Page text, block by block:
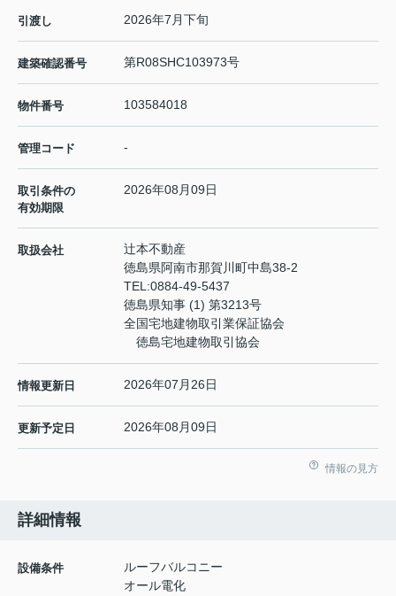
引渡し 2026年7月下旬
建築確認番号 第R08SHC103973号
物件番号 103584018
管理コード -
取引条件の
有効期限
2026年08月09日
取扱会社
辻本不動産
徳島県阿南市那賀川町中島38-2
TEL:0884-49-5437
徳島県知事 (1) 第3213号
全国宅地建物取引業保証協会
徳島宅地建物取引協会
情報更新日 2026年07月26日
更新予定日 2026年08月09日
情報の見方
詳細情報
設備条件
ルーフバルコニー
オール電化